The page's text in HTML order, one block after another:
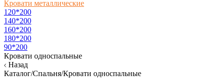
Кровати металлические
120*200
140*200
160*200
180*200
90*200
Кровати односпальные
Назад
Каталог/Спальня/Кровати односпальные